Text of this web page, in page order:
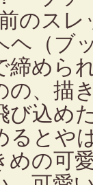
のス
ヘ（ブ
締めら
の、描
び込め
るとや
めの可